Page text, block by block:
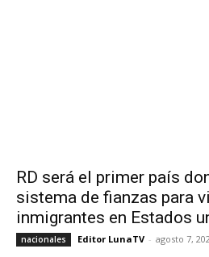
RD será el primer país
sistema de fianzas para
inmigrantes en Estados
nacionales Editor LunaTV - agosto 7,